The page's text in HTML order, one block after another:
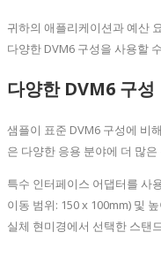
귀하의 애플리케이션과 예산
다양한 DVM6 구성을 사용할
다양한 DVM6 구성
샘플이 표준 DVM6 구성에 비
은 다양한 응용 분야에 더 많
특수 인터페이스 어댑터를 사
이동 범위: 150 x 100mm) 및
실체 현미경에서 선택한 스탠